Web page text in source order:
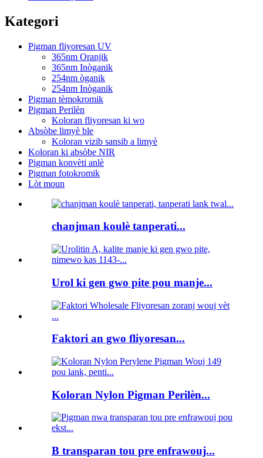
Kategori
Pigman fliyoresan UV
365nm Oranjik
365nm Inòganik
254nm òganik
254nm Inòganik
Pigman tèmokromik
Pigman Perilèn
Koloran fliyoresan ki wo
Absòbe limyè ble
Koloran vizib sansib a limyè
Koloran ki absòbe NIR
Pigman konvèti anlè
Pigman fotokromik
Lòt moun
chanjman koulè tanperati...
Urol ki gen gwo pite pou manje...
Faktori an gwo fliyoresan...
Koloran Nylon Pigman Perilèn...
B transparan tou pre enfrawouj...